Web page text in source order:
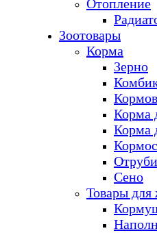
Отопление
Зоотовары
Корма
Зерно
Корма
Корма
Отруби
Сено
Товары